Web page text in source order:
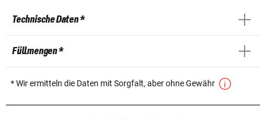
Technische Daten *
Füllmengen *
* Wir ermitteln die Daten mit Sorgfalt, aber ohne Gewähr